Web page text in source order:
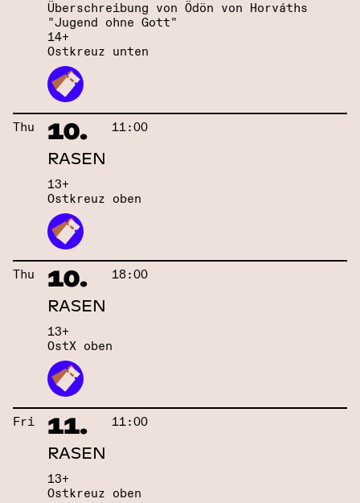
Überschreibung von Ödön von Horváths
"Jugend ohne Gott"
14+
Ostkreuz unten
Thu 10. 11:00
RASEN
13+
Ostkreuz oben
Thu 10. 18:00
RASEN
13+
OstX oben
Fri 11. 11:00
RASEN
13+
Ostkreuz oben